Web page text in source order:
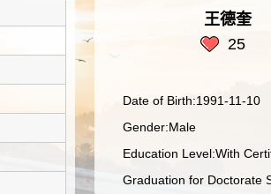
王德奎
25
Date of Birth:1991-11-10
Gender:Male
Education Level:With
Graduation for Doctorate